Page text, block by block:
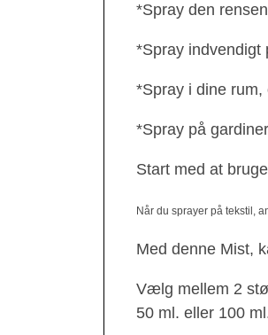
*Spray den
*Spray indvendigt
*Spray i dine
*Spray på
Start med at
Når du sprayer på tekstil,
Med denne Mist,
Vælg mellem 2
50 ml. eller 100